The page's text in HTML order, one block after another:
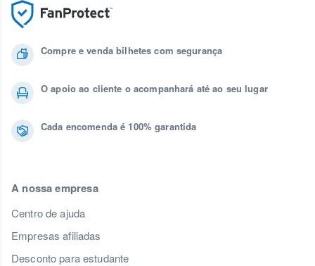
Compre e venda bilhetes com segurança
O apoio ao cliente o acompanhará até ao seu lugar
Cada encomenda é 100% garantida
A nossa empresa
Centro de ajuda
Empresas afiliadas
Desconto para estudante